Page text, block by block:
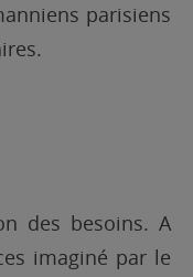
parisiens
des besoins. A
imaginé par le